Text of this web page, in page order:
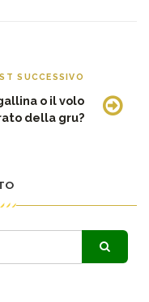
SUCCESSIVO
o il volo
della gru?